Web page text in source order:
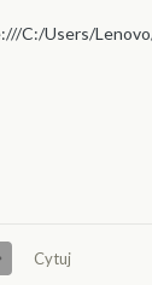
C:/Users/
Cytuj